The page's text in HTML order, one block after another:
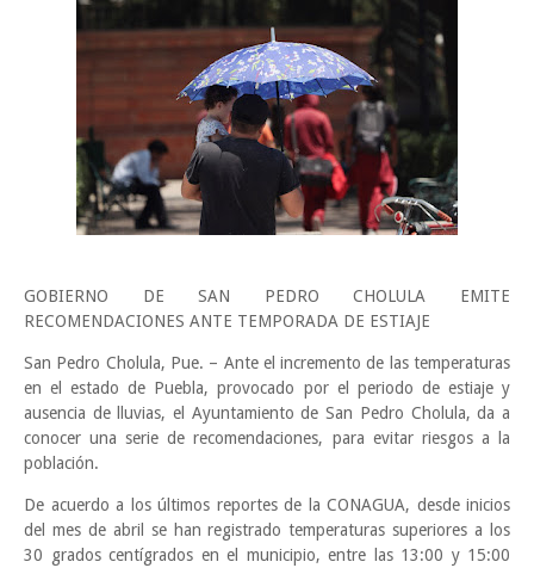
GOBIERNO DE SAN PEDRO CHOLULA EMITE
RECOMENDACIONES ANTE TEMPORADA DE ESTIAJE
San Pedro Cholula, Pue. – Ante el incremento de las temperaturas
en el estado de Puebla, provocado por el periodo de estiaje y
ausencia de lluvias, el Ayuntamiento de San Pedro Cholula, da a
conocer una serie de recomendaciones, para evitar riesgos a la
población.
De acuerdo a los últimos reportes de la CONAGUA, desde inicios
del mes de abril se han registrado temperaturas superiores a los
30 grados centígrados en el municipio, entre las 13:00 y 15:00